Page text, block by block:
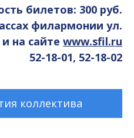
билетов: 300 руб.
филармонии ул.
на сайте www.sfil.ru
52-18-01, 52-18-02
коллектива